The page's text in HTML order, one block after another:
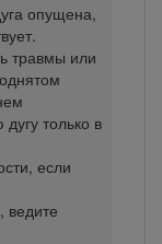
опущена,
травмы или
только в
если
, ведите